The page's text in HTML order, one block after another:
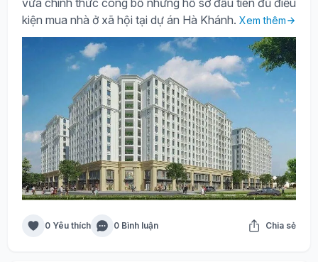
vừa chính thức công bố những hồ sơ đầu tiên đủ điều
kiện mua nhà ở xã hội tại dự án Hà Khánh. Xem thêm
0 Yêu thích 0 Bình luận Chia sẻ